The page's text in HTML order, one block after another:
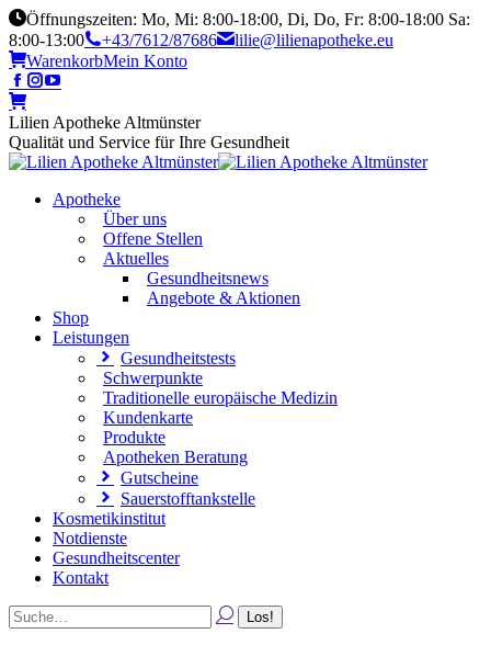
Öffnungszeiten: Mo, Mi: 8:00-18:00, Di, Do, Fr: 8:00-18:00 Sa:
8:00-13:00
+43/7612/87686
lilie@lilienapotheke.eu
WarenkorbMein Konto
Lilien Apotheke Altmünster
Qualität und Service für Ihre Gesundheit
Apotheke
Über uns
Offene Stellen
Aktuelles
Gesundheitsnews
Angebote & Aktionen
Shop
Leistungen
Gesundheitstests
Schwerpunkte
Traditionelle europäische Medizin
Kundenkarte
Produkte
Apotheken Beratung
Gutscheine
Sauerstofftankstelle
Kosmetikinstitut
Notdienste
Gesundheitscenter
Kontakt